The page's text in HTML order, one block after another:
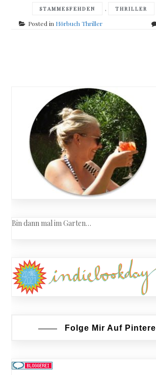
STAMMESFEHDEN , THRILLER
Posted in Hörbuch Thriller
navigation
Bin dann mal im Garten…
Folge Mir Auf